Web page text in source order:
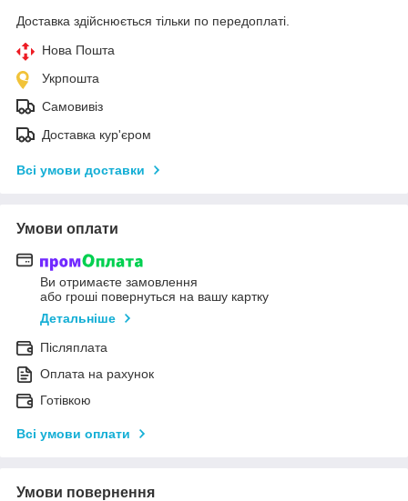
Доставка здійснюється тільки по передоплаті.
Нова Пошта
Укрпошта
Самовивіз
Доставка кур'єром
Всі умови доставки
Умови оплати
Ви отримаєте замовлення
або гроші повернуться на вашу картку
Детальніше
Післяплата
Оплата на рахунок
Готівкою
Всі умови оплати
Умови повернення